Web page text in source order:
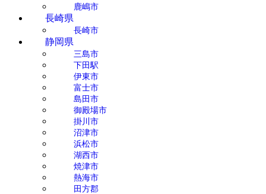
鹿嶋市
長崎県
長崎市
静岡県
三島市
下田駅
伊東市
富士市
島田市
御殿場市
掛川市
沼津市
浜松市
湖西市
焼津市
熱海市
田方郡